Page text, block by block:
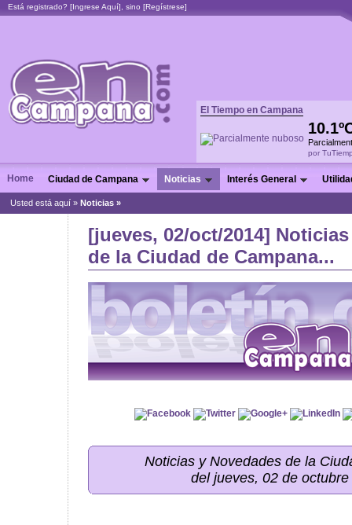
Está registrado? [Ingrese Aquí], sino [Regístrese]
El Tiempo en Campana
por
Home Ciudad de Campana Noticias Interés General
Usted está aquí » Noticias »
[jueves, 02/oct/2014]
de la Ciudad de Campana...
Noticias y Novedades de la
del jueves, 02 de